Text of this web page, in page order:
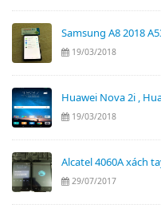
Samsung A8 2018
19/03/2018
Huawei Nova 2i ,
19/03/2018
Alcatel 4060A xách
29/07/2017